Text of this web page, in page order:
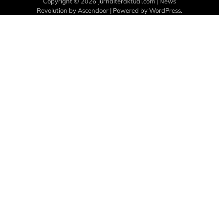
Revolution by Ascendoor | Powered byWordPress.